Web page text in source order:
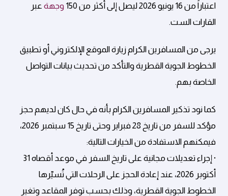
اعتباراً من 16 يونيو 2026 ليصل إلى أكثر من 150
وجهة عبر
القارات الست.
يرجى من المسافرين الكرام زيارة الموقع الإلكتروني أو تطبيق
الخطوط الجوية القطرية والتأكد من تحديث بيانات التواصل
الخاصة بهم.
كما نود تذكير المسافرين الكرام بأنه في حال كان لديهم حجز
مؤكد للسفر من تاريخ 28 فبراير وحتى تاريخ 15 سبتمبر 2026،
فيمكنهم الاستفادة من الخيارات التالية:
· إجراء تعديلات مجانية على تاريخ السفر في موعد أقصاه 31
أكتوبر 2026، عند إعادة الحجز على الرحلات التي تُسيّرها
الخطوط الجوية القطرية، وذلك بحسب توفر المقاعد وتغير